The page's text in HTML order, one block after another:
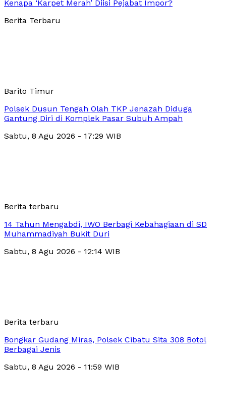
Kenapa ‘Karpet Merah’ Diisi Pejabat Impor?
Berita Terbaru
Barito Timur
Polsek Dusun Tengah Olah TKP Jenazah Diduga
Gantung Diri di Komplek Pasar Subuh Ampah
Sabtu, 8 Agu 2026 - 17:29 WIB
Berita terbaru
14 Tahun Mengabdi, IWO Berbagi Kebahagiaan di SD
Muhammadiyah Bukit Duri
Sabtu, 8 Agu 2026 - 12:14 WIB
Berita terbaru
Bongkar Gudang Miras, Polsek Cibatu Sita 308 Botol
Berbagai Jenis
Sabtu, 8 Agu 2026 - 11:59 WIB